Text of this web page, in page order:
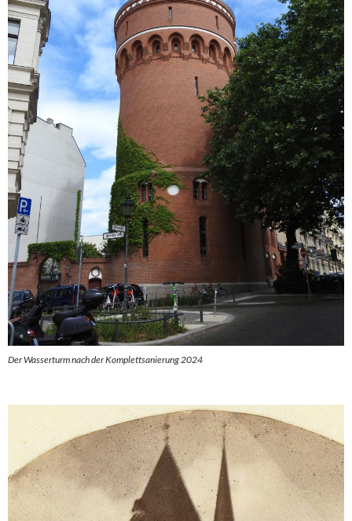
Der Wasserturm nach der Komplettsanierung 2024